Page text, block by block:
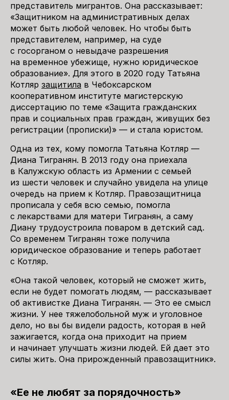
представитель мигрантов. Она рассказывает:
«Защитником на административных делах
может быть любой человек. Но чтобы быть
представителем, например, на суде
с госорганом о невыдаче разрешения
на временное убежище, нужно юридическое
образование». Для этого в 2020 году Татьяна
Котляр защитила в Чебоксарском
кооперативном институте магистерскую
диссертацию по теме «Защита гражданских
прав и социальных прав граждан, живущих без
регистрации (прописки)» — и стала юристом.
Одна из тех, кому помогла Татьяна Котляр —
Диана Тигранян. В 2013 году она приехала
в Калужскую область из Армении с семьей
из шести человек и случайно увидела на улице
очередь на прием к Котляр. Правозащитница
прописала у себя всю семью, помогла
с лекарствами для матери Тигранян, а саму
Диану трудоустроила поваром в детский сад.
Со временем Тигранян тоже получила
юридическое образование и теперь работает
с Котляр.
«Она такой человек, который не сможет жить,
если не будет помогать людям, — рассказывает
об активистке Диана Тигранян. — Это ее смысл
жизни. У нее тяжелобольной муж и уголовное
дело, но вы бы видели радость, которая в ней
зажигается, когда она приходит на прием
и начинает улучшать жизни людей. Ей дает это
силы жить. Она прирожденный правозащитник».
«Ее не любят за порядочность»